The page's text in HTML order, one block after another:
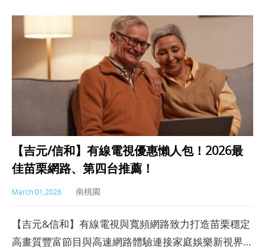
吧。
【吉元/信和】有線電視優惠懶人包！2026最
佳苗栗網路、第四台推薦！
March 01,2026 南桃園
【吉元&信和】有線電視與寬頻網路致力打造苗栗穩定
高畫質豐富節目與高速網路體驗連接家庭娛樂新視界，